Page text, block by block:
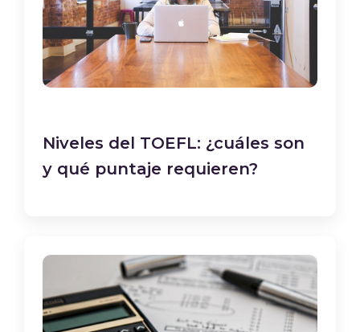
Niveles del TOEFL: ¿cuáles son
y qué puntaje requieren?